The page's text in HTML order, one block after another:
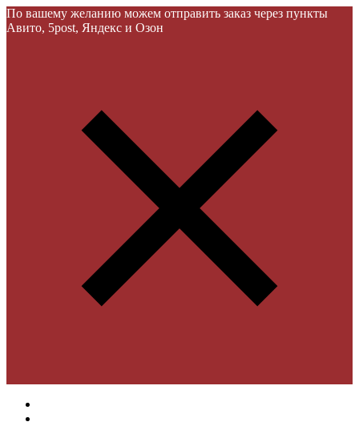
По вашему желанию можем отправить заказ через пункты
Авито, 5post, Яндекс и Озон